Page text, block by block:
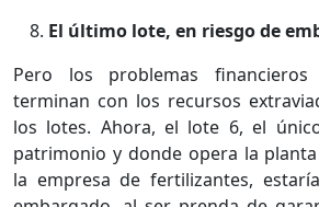
El último lote, en riesgo de
Pero los problemas
terminan con los recursos
los lotes. Ahora, el lote 6, el
patrimonio y donde opera la
la empresa de fertilizantes,